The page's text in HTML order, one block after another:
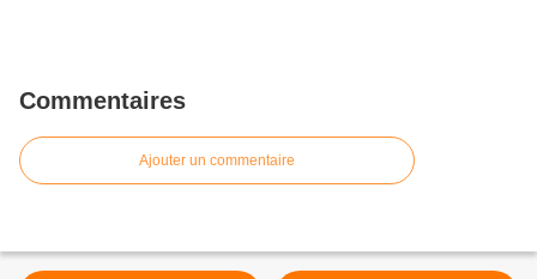
Commentaires
Ajouter un commentaire